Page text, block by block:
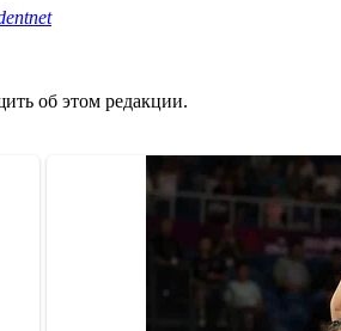
об этом редакции.